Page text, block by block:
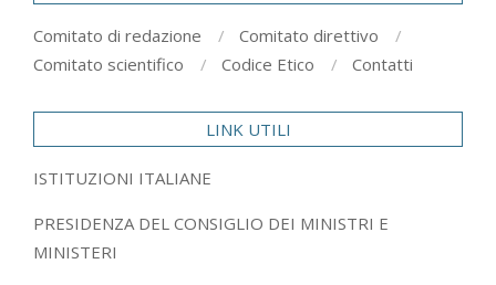
Comitato di redazione
Comitato direttivo
Comitato scientifico
Codice Etico Contatti
LINK UTILI
ISTITUZIONI ITALIANE
PRESIDENZA DEL CONSIGLIO DEI MINISTRI E
MINISTERI